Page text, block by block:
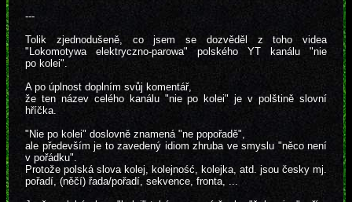
---
Tolik zjednodušeně, co jsem se dozvěděl z toho videa
"Lokomotywa elektryczno-parowa" polského YT kanálu "nie
po kolei".
A po úplnost doplním svůj komentář,
že ten název celého kanálu "nie po kolei" je v polštině slovní
hříčka.
"Nie po kolei" doslovně znamená "ne popořadě",
ale především je to zavedený idiom zhruba ve smyslu "něco není
v pořádku".
Protože polská slova kolej, kolejność, kolejka, atd. jsou česky mj.
pořadí, (něčí) řada/pořadí, sekvence, fronta, ...